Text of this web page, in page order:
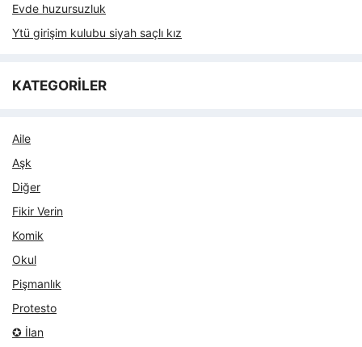
Evde huzursuzluk
Ytü girişim kulubu siyah saçlı kız
KATEGORİLER
Aile
Aşk
Diğer
Fikir Verin
Komik
Okul
Pişmanlık
Protesto
✪ İlan